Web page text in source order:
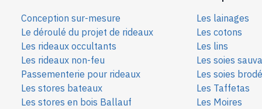
Conception sur-mesure
Le déroulé du projet de rideaux
Les rideaux occultants
Les rideaux non-feu
Passementerie pour rideaux
Les stores bateaux
Les stores en bois Ballauf
Les lainages
Les cotons
Les lins
Les soies
Les soies bro
Les Taffetas
Les Moires